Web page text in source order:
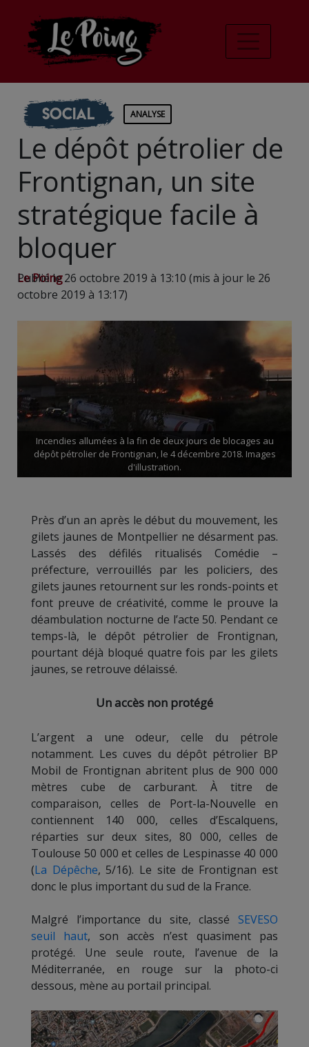
Social ANALYSE
Le dépôt pétrolier de
Frontignan, un site
stratégique facile à
bloquer
Le Poing
Publié le 26 octobre 2019 à 13:10 (mis à jour le 26
octobre 2019 à 13:17)
Incendies allumées à la fin de deux jours de blocages au
dépôt pétrolier de Frontignan, le 4 décembre 2018. Images
d'illustration.
Près d’un an après le début du mouvement, les
gilets jaunes de Montpellier ne désarment pas.
Lassés des défilés ritualisés Comédie –
préfecture, verrouillés par les policiers, des
gilets jaunes retournent sur les ronds-points et
font preuve de créativité, comme le prouve la
déambulation nocturne de l’acte 50. Pendant ce
temps-là, le dépôt pétrolier de Frontignan,
pourtant déjà bloqué quatre fois par les gilets
jaunes, se retrouve délaissé.
Un accès non protégé
L’argent a une odeur, celle du pétrole
notamment. Les cuves du dépôt pétrolier BP
Mobil de Frontignan abritent plus de 900 000
mètres cube de carburant. À titre de
comparaison, celles de Port-la-Nouvelle en
contiennent 140 000, celles d’Escalquens,
réparties sur deux sites, 80 000, celles de
Toulouse 50 000 et celles de Lespinasse 40 000
(La Dépêche, 5/16). Le site de Frontignan est
donc le plus important du sud de la France.
Malgré l’importance du site, classé SEVESO
seuil haut, son accès n’est quasiment pas
protégé. Une seule route, l’avenue de la
Méditerranée, en rouge sur la photo-ci
dessous, mène au portail principal.